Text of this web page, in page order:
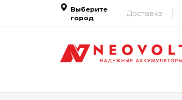
Выберите
город
Доставка